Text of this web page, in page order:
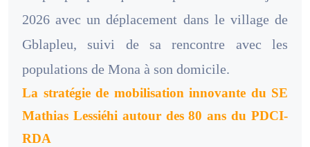
2026 avec un déplacement dans le village de
Gblapleu, suivi de sa rencontre avec les
populations de Mona à son domicile.
La stratégie de mobilisation innovante du SE
Mathias Lessiéhi autour des 80 ans du PDCI-
RDA